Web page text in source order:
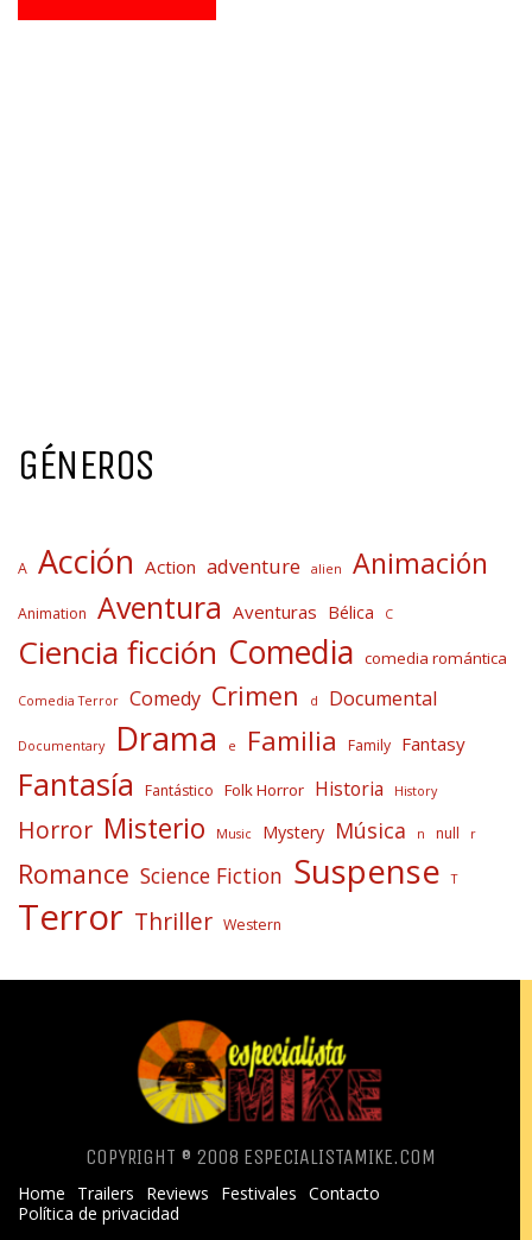
GÉNEROS
A Acción Action adventure alien Animación
Animation Aventura Aventuras Bélica C
Ciencia ficción Comedia comedia romántica
Comedia Terror Comedy Crimen d Documental
Documentary Drama e Familia Family Fantasy
Fantasía Fantástico Folk Horror Historia History
Horror Misterio Music Mystery Música n null r
Romance Science Fiction Suspense T
Terror Thriller Western
COPYRIGHT ® 2008 ESPECIALISTAMIKE.COM
Home Trailers Reviews Festivales Contacto
Política de privacidad